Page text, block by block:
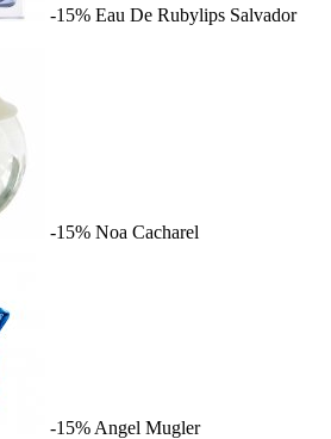
-15% Eau De Rubylips Salvador
-15% Noa Cacharel
-15% Angel Mugler